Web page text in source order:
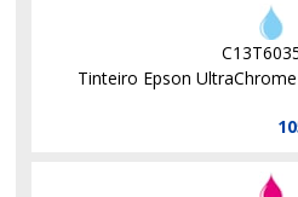
Tinteiro Epson